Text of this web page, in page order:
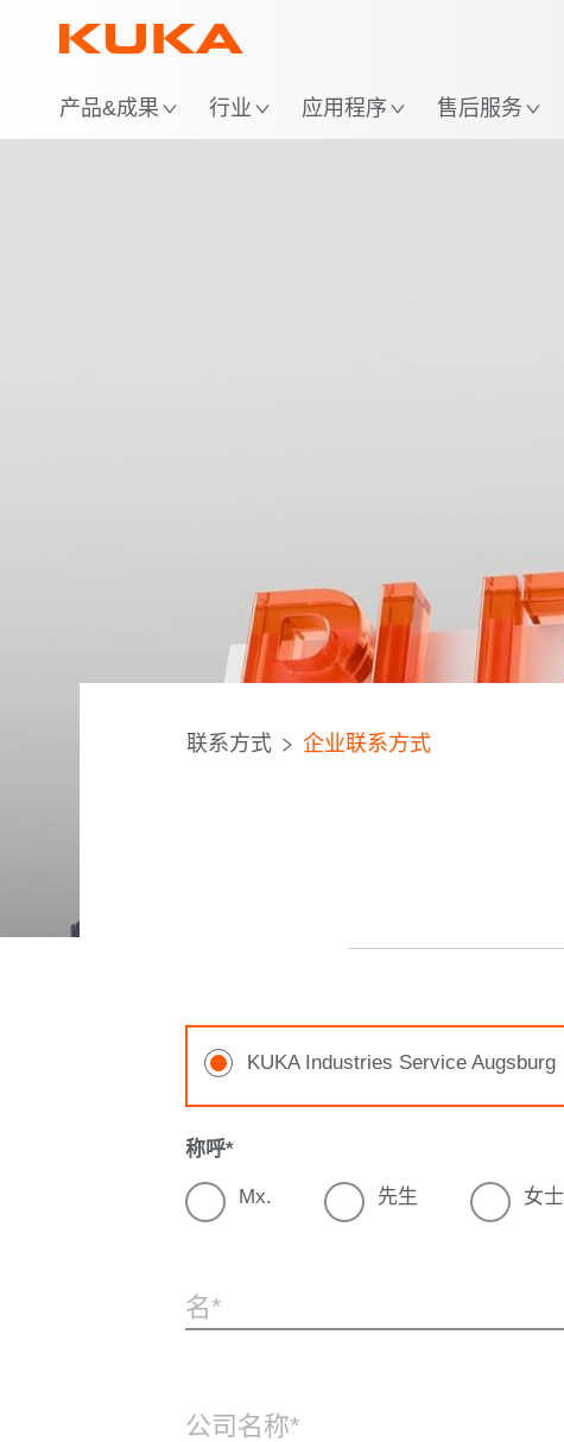
产品&成果 行业 应用程序 售后服务
联系方式 企业联系方式
KUKA Industries Service Augsburg
称呼
Mx. 先生 女士
名
公司名称